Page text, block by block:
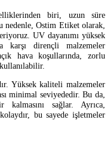
biri, uzun süre
nedenle, Ostim Etiket olarak,
UV dayanımı yüksek
karşı dirençli malzemeler
hava koşullarında, zorlu
Yüksek kaliteli malzemeler
minimal seviyededir. Bu da,
sağlar. Ayrıca,
bu sayede işletmeler